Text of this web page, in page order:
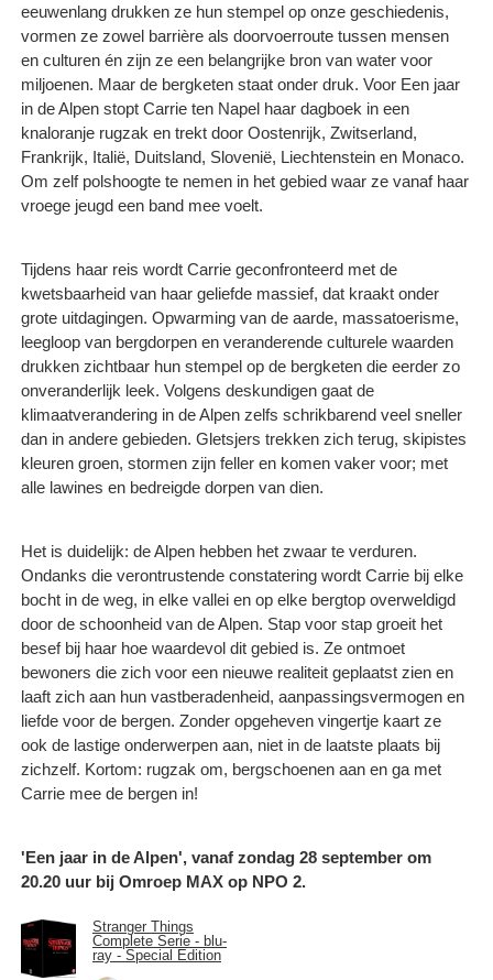
eeuwenlang drukken ze hun stempel op onze geschiedenis,
vormen ze zowel barrière als doorvoerroute tussen mensen
en culturen én zijn ze een belangrijke bron van water voor
miljoenen. Maar de bergketen staat onder druk. Voor Een jaar
in de Alpen stopt Carrie ten Napel haar dagboek in een
knaloranje rugzak en trekt door Oostenrijk, Zwitserland,
Frankrijk, Italië, Duitsland, Slovenië, Liechtenstein en Monaco.
Om zelf polshoogte te nemen in het gebied waar ze vanaf haar
vroege jeugd een band mee voelt.
Tijdens haar reis wordt Carrie geconfronteerd met de
kwetsbaarheid van haar geliefde massief, dat kraakt onder
grote uitdagingen. Opwarming van de aarde, massatoerisme,
leegloop van bergdorpen en veranderende culturele waarden
drukken zichtbaar hun stempel op de bergketen die eerder zo
onveranderlijk leek. Volgens deskundigen gaat de
klimaatverandering in de Alpen zelfs schrikbarend veel sneller
dan in andere gebieden. Gletsjers trekken zich terug, skipistes
kleuren groen, stormen zijn feller en komen vaker voor; met
alle lawines en bedreigde dorpen van dien.
Het is duidelijk: de Alpen hebben het zwaar te verduren.
Ondanks die verontrustende constatering wordt Carrie bij elke
bocht in de weg, in elke vallei en op elke bergtop overweldigd
door de schoonheid van de Alpen. Stap voor stap groeit het
besef bij haar hoe waardevol dit gebied is. Ze ontmoet
bewoners die zich voor een nieuwe realiteit geplaatst zien en
laaft zich aan hun vastberadenheid, aanpassingsvermogen en
liefde voor de bergen. Zonder opgeheven vingertje kaart ze
ook de lastige onderwerpen aan, niet in de laatste plaats bij
zichzelf. Kortom: rugzak om, bergschoenen aan en ga met
Carrie mee de bergen in!
'Een jaar in de Alpen', vanaf zondag 28 september om
20.20 uur bij Omroep MAX op NPO 2.
Stranger Things
Complete Serie - blu-
ray - Special Edition